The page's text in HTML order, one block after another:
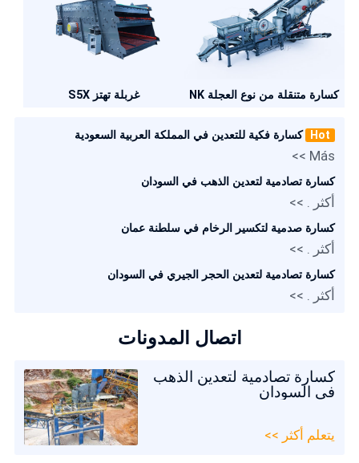
غربلة تهتز S5X كسارة متنقلة من نوع العجلة NK
Hot كسارة فكية للتعدين في المملكة العربية السعودية
Más >>
كسارة تصادمية لتعدين الذهب في السودان
أكثر . >>
كسارة صدمية لتكسير الرخام في سلطنة عمان
أكثر . >>
كسارة تصادمية لتعدين الحجر الجيري في السودان
أكثر . >>
اتصال المدونات
كسارة تصادمية لتعدين الذهب
في السودان
يتعلم أكثر >>